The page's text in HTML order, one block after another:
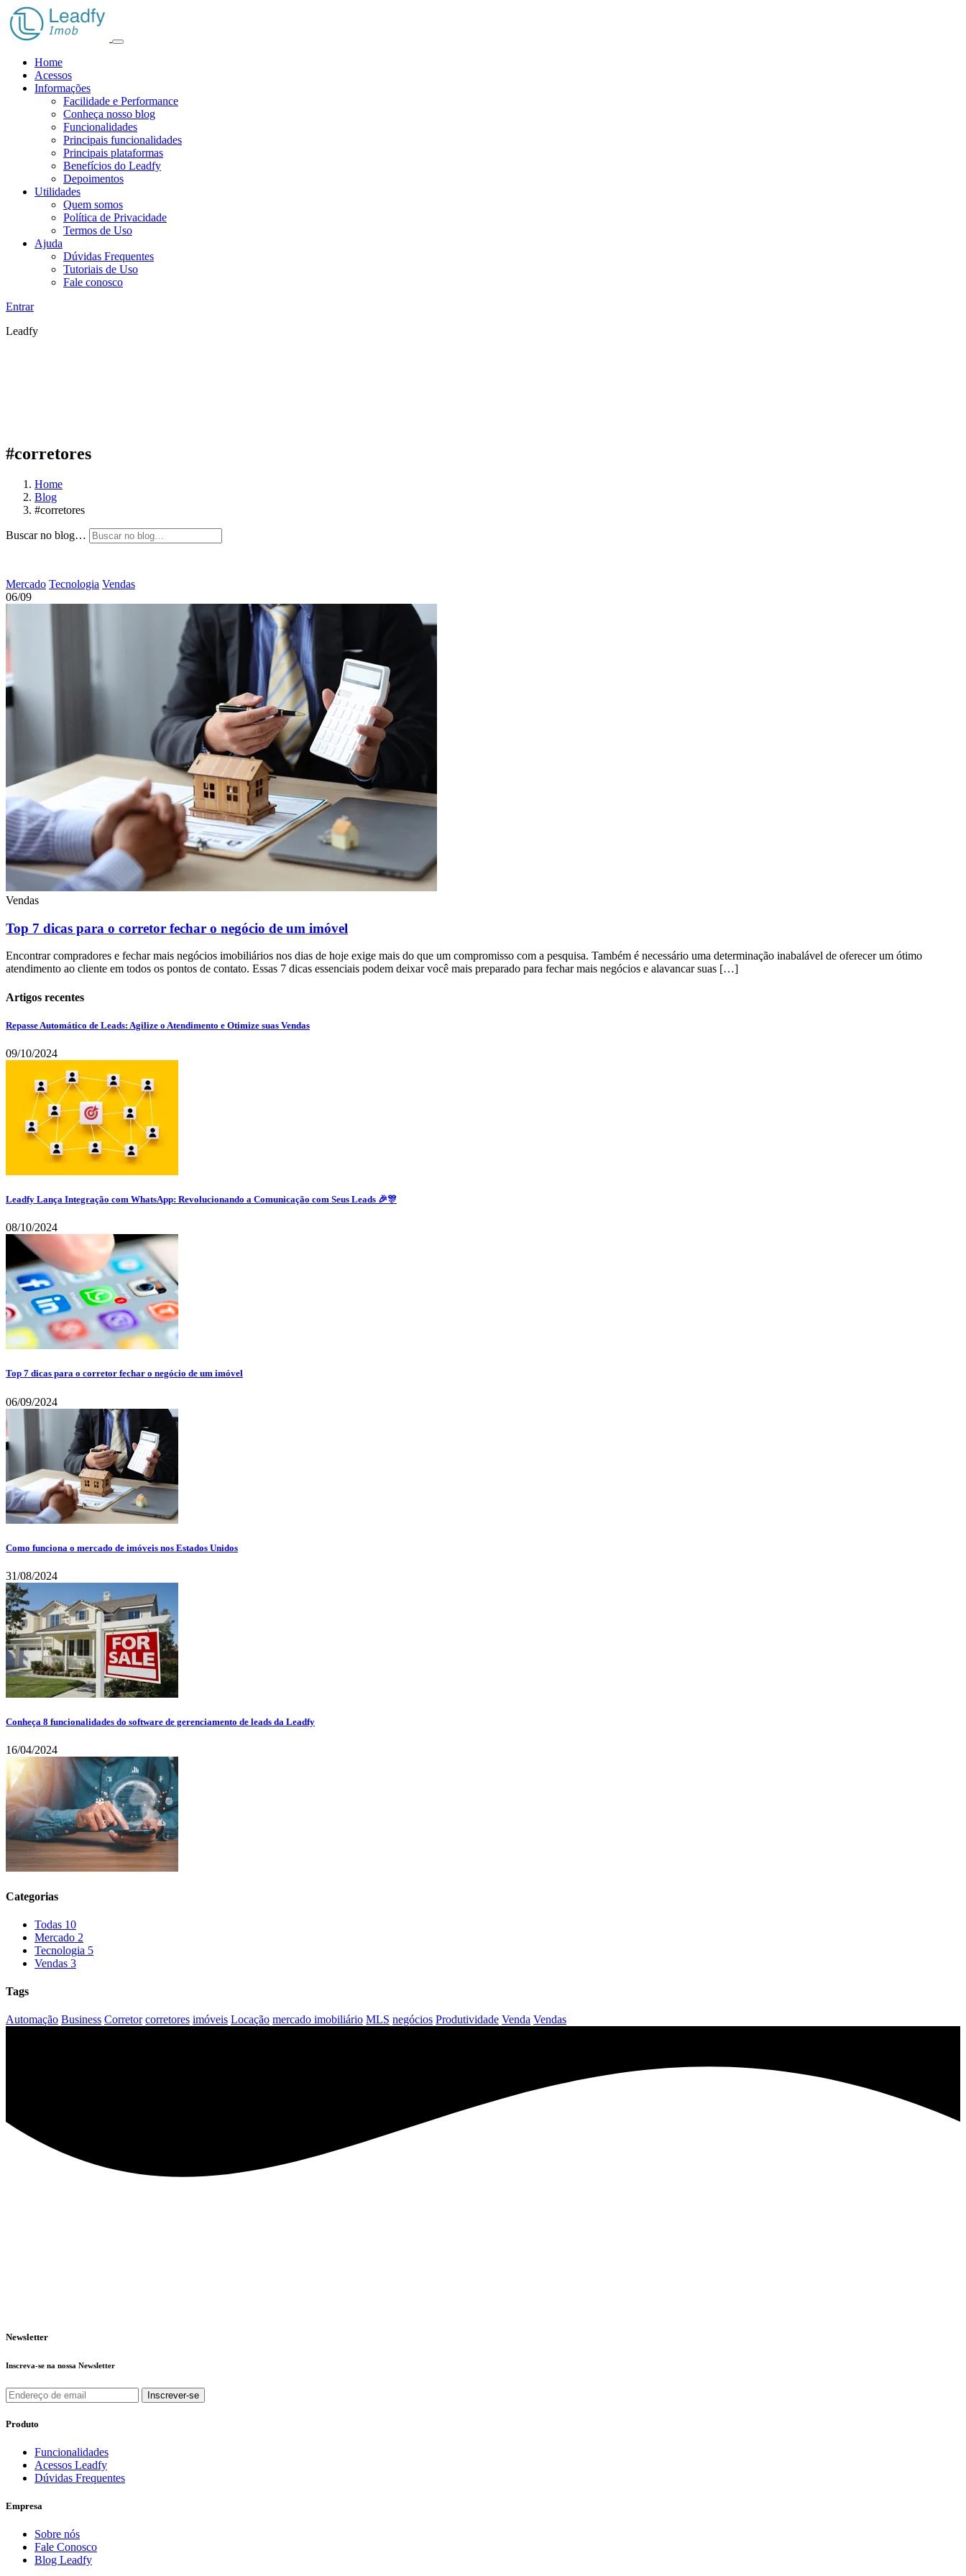
Home
Acessos
Informações
Facilidade e Performance
Conheça nosso blog
Funcionalidades
Principais funcionalidades
Principais plataformas
Benefícios do Leadfy
Depoimentos
Utilidades
Quem somos
Política de Privacidade
Termos de Uso
Ajuda
Dúvidas Frequentes
Tutoriais de Uso
Fale conosco
Entrar
Leadfy
#corretores
Home
Blog
#corretores
Buscar no blog…
Mercado Tecnologia Vendas
06/09
Vendas
Top 7 dicas para o corretor fechar o negócio de um imóvel
Encontrar compradores e fechar mais negócios imobiliários nos dias de hoje exige mais do que um compromisso com a pesquisa. Também é necessário uma determinação inabalável de oferecer um ótimo
atendimento ao cliente em todos os pontos de contato. Essas 7 dicas essenciais podem deixar você mais preparado para fechar mais negócios e alavancar suas […]
Artigos recentes
Repasse Automático de Leads: Agilize o Atendimento e Otimize suas Vendas
09/10/2024
Leadfy Lança Integração com WhatsApp: Revolucionando a Comunicação com Seus Leads 🎉🎊
08/10/2024
Top 7 dicas para o corretor fechar o negócio de um imóvel
06/09/2024
Como funciona o mercado de imóveis nos Estados Unidos
31/08/2024
Conheça 8 funcionalidades do software de gerenciamento de leads da Leadfy
16/04/2024
Categorias
Todas 10
Mercado 2
Tecnologia 5
Vendas 3
Tags
Automação Business Corretor corretores imóveis Locação mercado imobiliário MLS negócios Produtividade Venda Vendas
Newsletter
Inscreva-se na nossa Newsletter
Produto
Funcionalidades
Acessos Leadfy
Dúvidas Frequentes
Empresa
Sobre nós
Fale Conosco
Blog Leadfy